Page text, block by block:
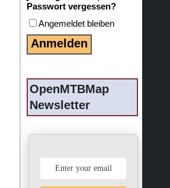
Passwort vergessen?
Angemeldet bleiben
OpenMTBMap
Newsletter